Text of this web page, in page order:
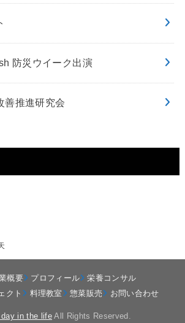
防災ウイーク出演
善推進研究会
概要 プロフィール
栄養コンサル
クト
料理教室 惣菜販売 お問い合わせ
in the life All Rights Reserved.